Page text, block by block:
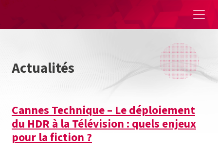
Actualités
Cannes Technique – Le déploiement
du HDR à la Télévision : quels enjeux
pour la fiction ?